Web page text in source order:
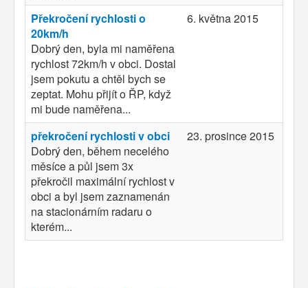
Překročení rychlosti o
20km/h
Dobrý den, byla mi naměřena
rychlost 72km/h v obci. Dostal
jsem pokutu a chtěl bych se
zeptat. Mohu přijít o ŘP, když
mi bude naměřena...
6. května 2015
překročení rychlosti v obci
Dobrý den, během necelého
měsíce a půl jsem 3x
překročil maximální rychlost v
obci a byl jsem zaznamenán
na stacionárním radaru o
kterém...
23. prosince 2015